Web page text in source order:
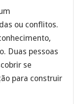
ou conflitos.
Duas pessoas
se
para construir